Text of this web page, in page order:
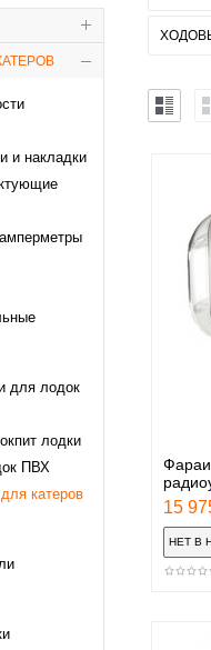
и накладки
для лодок
лодки
ПВХ
катеров
15